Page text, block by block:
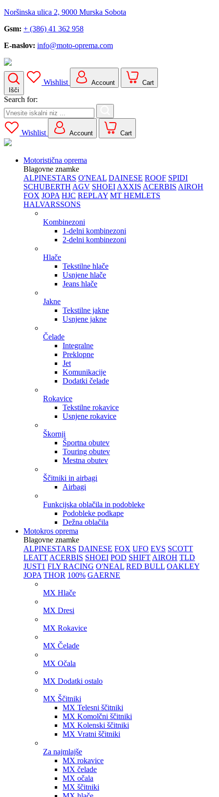
Noršinska ulica 2, 9000 Murska Sobota
Gsm: + (386) 41 362 958
E-naslov: info@moto-oprema.com
Išči
Wishlist Account Cart
Search for:
Wishlist Account Cart
Motoristična oprema
Blagovne znamke
ALPINESTARS O'NEAL DAINESE ROOF SPIDI
SCHUBERTH AGV SHOEI AXXIS ACERBIS AIROH
FOX JOPA HJC REPLAY MT HEMLETS
HALVARSSONS
Kombinezoni
1-delni kombinezoni
2-delni kombinezoni
Hlače
Tekstilne hlače
Usnjene hlače
Jeans hlače
Jakne
Tekstilne jakne
Usnjene jakne
Čelade
Integralne
Preklopne
Jet
Komunikacije
Dodatki čelade
Rokavice
Tekstilne rokavice
Usnjene rokavice
Škornji
Športna obutev
Touring obutev
Mestna obutev
Ščitniki in airbagi
Airbagi
Funkcijska oblačila in podobleke
Podobleke podkape
Dežna oblačila
Motokros oprema
Blagovne znamke
ALPINESTARS DAINESE FOX UFO EVS SCOTT
LEATT ACERBIS SHOEI POD SHIFT AIROH TLD
JUST1 FLY RACING O'NEAL RED BULL OAKLEY
JOPA THOR 100% GAERNE
MX Hlače
MX Dresi
MX Rokavice
MX Čelade
MX Očala
MX Dodatki ostalo
MX Ščitniki
MX Telesni ščitniki
MX Komolčni ščitniki
MX Kolenski ščitniki
MX Vratni ščitniki
Za najmlajše
MX rokavice
MX čelade
MX očala
MX ščitniki